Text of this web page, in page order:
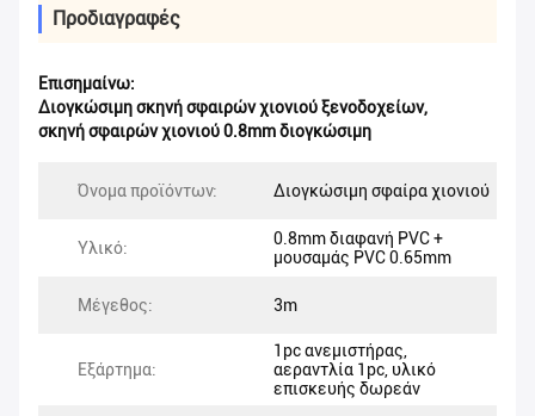
Προδιαγραφές
Επισημαίνω:
Διογκώσιμη σκηνή σφαιρών χιονιού ξενοδοχείων,
σκηνή σφαιρών χιονιού 0.8mm διογκώσιμη
Όνομα προϊόντων: Διογκώσιμη σφαίρα χιονιού
Υλικό:
0.8mm διαφανή PVC +
μουσαμάς PVC 0.65mm
Μέγεθος: 3m
Εξάρτημα:
1pc ανεμιστήρας,
αεραντλία 1pc, υλικό
επισκευής δωρεάν